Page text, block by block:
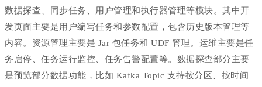
数据探查、同步任务、用户管理和执行器管理等模块。其中开
发页面主要是用户编写任务和参数配置，包含历史版本管理等
内容。资源管理主要是 Jar 包任务和 UDF 管理。运维主要是任
务启停、任务运行监控、任务告警配置等。数据探查部分主要
是预览部分数据功能，比如 Kafka Topic 支持按分区、按时间